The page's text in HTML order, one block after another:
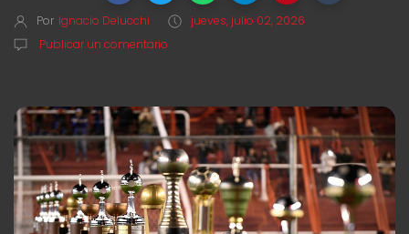
Por Ignacio Delucchi
jueves, julio 02, 2026
Publicar un comentario